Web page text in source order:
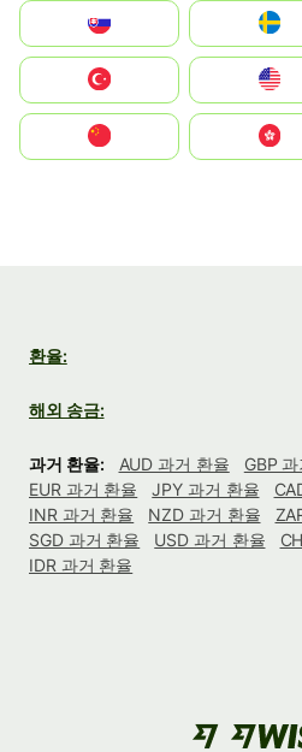
United States
中國香港特別行政區
환율:
해외 송금:
과거 환율: AUD 과거 환율 GBP
EUR 과거 환율
JPY 과거 환율
INR 과거 환율
NZD 과거 환율
SGD 과거 환율
USD 과거 환율
IDR 과거 환율